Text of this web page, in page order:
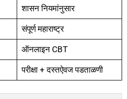
शासन नियमांनुसार
संपूर्ण महाराष्ट्र
ऑनलाइन CBT
परीक्षा + दस्तऐवज पडताळणी